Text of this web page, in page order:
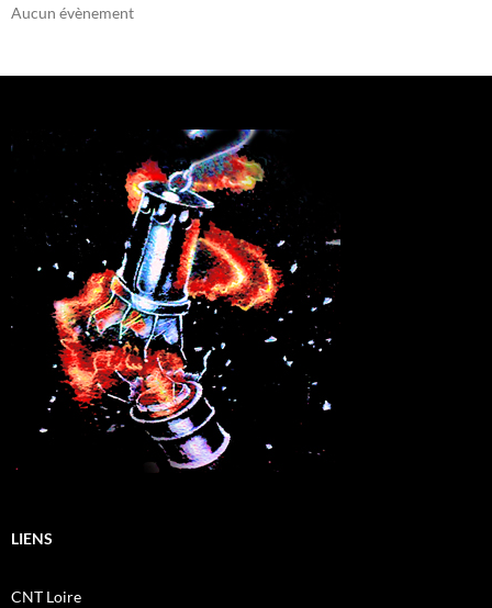
Aucun évènement
LIENS
CNT Loire